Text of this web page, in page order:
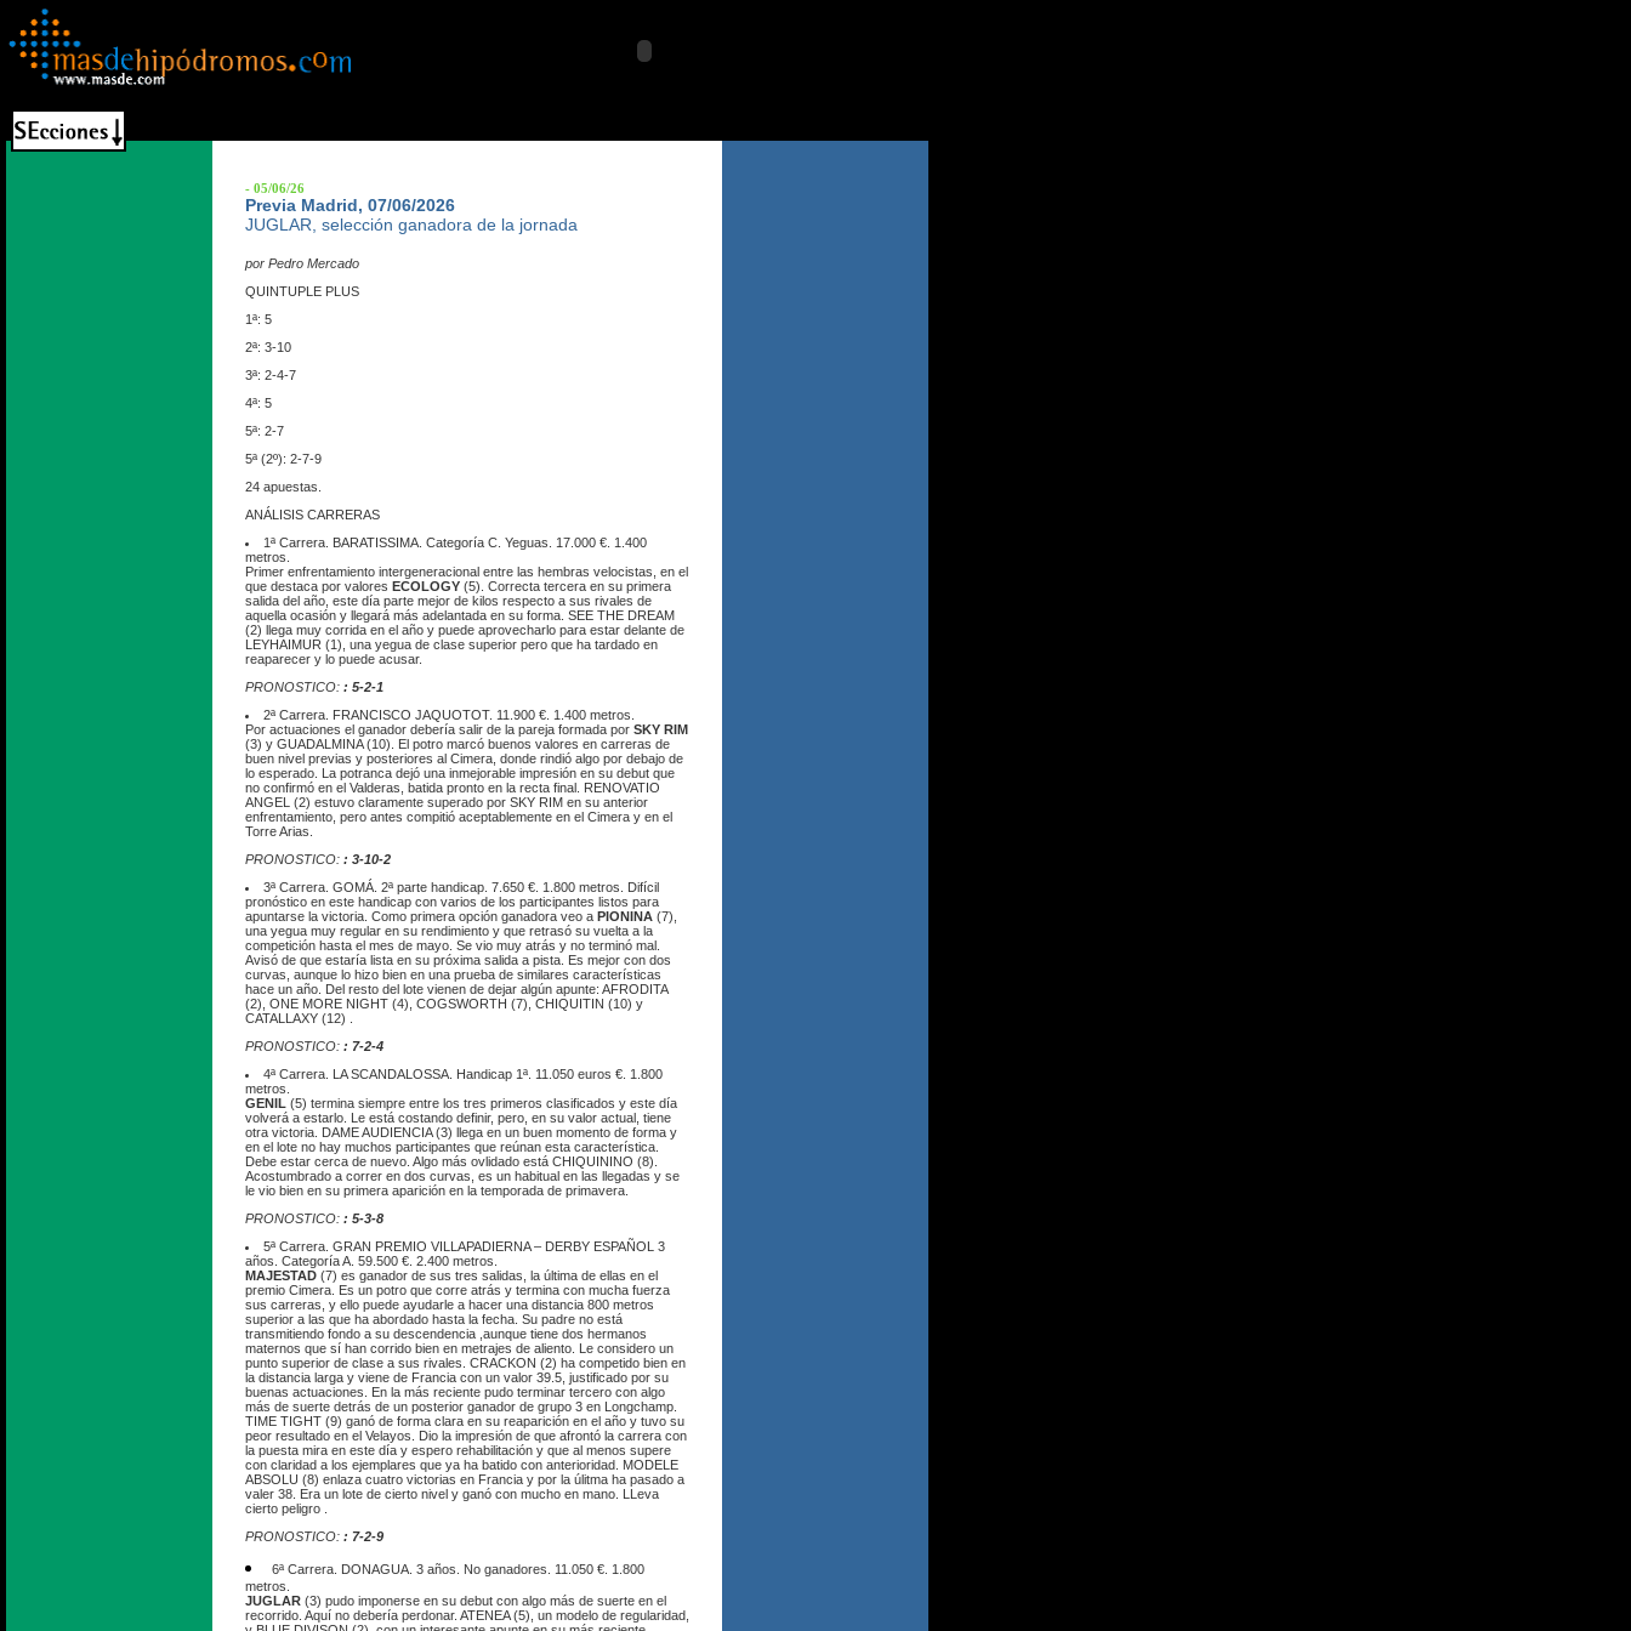
- 05/06/26
Previa Madrid, 07/06/2026
JUGLAR, selección ganadora de la jornada
por Pedro Mercado
QUINTUPLE PLUS
1ª: 5
2ª: 3-10
3ª: 2-4-7
4ª: 5
5ª: 2-7
5ª (2º): 2-7-9
24 apuestas.
ANÁLISIS CARRERAS
1ª Carrera. BARATISSIMA. Categoría C. Yeguas. 17.000 €. 1.400
metros.
Primer enfrentamiento intergeneracional entre las hembras velocistas, en el
que destaca por valores ECOLOGY (5). Correcta tercera en su primera
salida del año, este día parte mejor de kilos respecto a sus rivales de
aquella ocasión y llegará más adelantada en su forma. SEE THE DREAM
(2) llega muy corrida en el año y puede aprovecharlo para estar delante de
LEYHAIMUR (1), una yegua de clase superior pero que ha tardado en
reaparecer y lo puede acusar.
PRONOSTICO: : 5-2-1
2ª Carrera. FRANCISCO JAQUOTOT. 11.900 €. 1.400 metros.
Por actuaciones el ganador debería salir de la pareja formada por SKY RIM
(3) y GUADALMINA (10). El potro marcó buenos valores en carreras de
buen nivel previas y posteriores al Cimera, donde rindió algo por debajo de
lo esperado. La potranca dejó una inmejorable impresión en su debut que
no confirmó en el Valderas, batida pronto en la recta final. RENOVATIO
ANGEL (2) estuvo claramente superado por SKY RIM en su anterior
enfrentamiento, pero antes compitió aceptablemente en el Cimera y en el
Torre Arias.
PRONOSTICO: : 3-10-2
3ª Carrera. GOMÁ. 2ª parte handicap. 7.650 €. 1.800 metros. Difícil
pronóstico en este handicap con varios de los participantes listos para
apuntarse la victoria. Como primera opción ganadora veo a PIONINA (7),
una yegua muy regular en su rendimiento y que retrasó su vuelta a la
competición hasta el mes de mayo. Se vio muy atrás y no terminó mal.
Avisó de que estaría lista en su próxima salida a pista. Es mejor con dos
curvas, aunque lo hizo bien en una prueba de similares características
hace un año. Del resto del lote vienen de dejar algún apunte: AFRODITA
(2), ONE MORE NIGHT (4), COGSWORTH (7), CHIQUITIN (10) y
CATALLAXY (12) .
PRONOSTICO: : 7-2-4
4ª Carrera. LA SCANDALOSSA. Handicap 1ª. 11.050 euros €. 1.800
metros.
GENIL (5) termina siempre entre los tres primeros clasificados y este día
volverá a estarlo. Le está costando definir, pero, en su valor actual, tiene
otra victoria. DAME AUDIENCIA (3) llega en un buen momento de forma y
en el lote no hay muchos participantes que reúnan esta característica.
Debe estar cerca de nuevo. Algo más ovlidado está CHIQUININO (8).
Acostumbrado a correr en dos curvas, es un habitual en las llegadas y se
le vio bien en su primera aparición en la temporada de primavera.
PRONOSTICO: : 5-3-8
5ª Carrera. GRAN PREMIO VILLAPADIERNA – DERBY ESPAÑOL 3
años. Categoría A. 59.500 €. 2.400 metros.
MAJESTAD (7) es ganador de sus tres salidas, la última de ellas en el
premio Cimera. Es un potro que corre atrás y termina con mucha fuerza
sus carreras, y ello puede ayudarle a hacer una distancia 800 metros
superior a las que ha abordado hasta la fecha. Su padre no está
transmitiendo fondo a su descendencia ,aunque tiene dos hermanos
maternos que sí han corrido bien en metrajes de aliento. Le considero un
punto superior de clase a sus rivales. CRACKON (2) ha competido bien en
la distancia larga y viene de Francia con un valor 39.5, justificado por su
buenas actuaciones. En la más reciente pudo terminar tercero con algo
más de suerte detrás de un posterior ganador de grupo 3 en Longchamp.
TIME TIGHT (9) ganó de forma clara en su reaparición en el año y tuvo su
peor resultado en el Velayos. Dio la impresión de que afrontó la carrera con
la puesta mira en este día y espero rehabilitación y que al menos supere
con claridad a los ejemplares que ya ha batido con anterioridad. MODELE
ABSOLU (8) enlaza cuatro victorias en Francia y por la úlitma ha pasado a
valer 38. Era un lote de cierto nivel y ganó con mucho en mano. LLeva
cierto peligro .
PRONOSTICO: : 7-2-9
6ª Carrera. DONAGUA. 3 años. No ganadores. 11.050 €. 1.800
metros.
JUGLAR (3) pudo imponerse en su debut con algo más de suerte en el
recorrido. Aquí no debería perdonar. ATENEA (5), un modelo de regularidad,